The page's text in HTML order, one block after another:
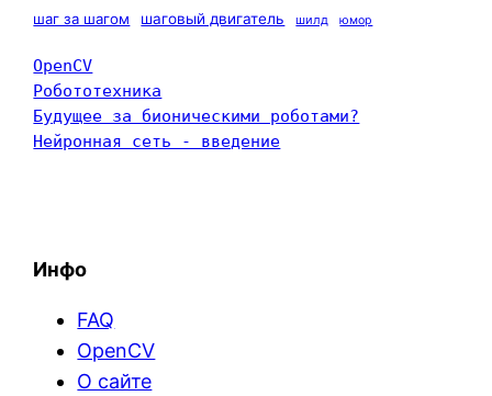
шаг за шагом шаговый двигатель шилд юмор
OpenCV
Робототехника
Будущее за бионическими роботами?
Нейронная сеть - введение
Инфо
FAQ
OpenCV
О сайте